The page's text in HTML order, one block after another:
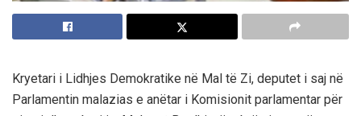
Kryetari i Lidhjes Demokratike në Mal të Zi, deputet i saj në
Parlamentin malazias e anëtar i Komisionit parlamentar për